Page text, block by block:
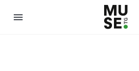
menu